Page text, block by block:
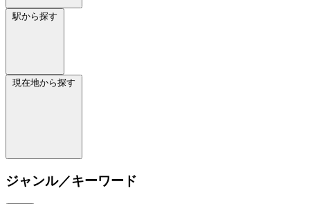
駅から探す
現在地から探す
ジャンル／キーワード